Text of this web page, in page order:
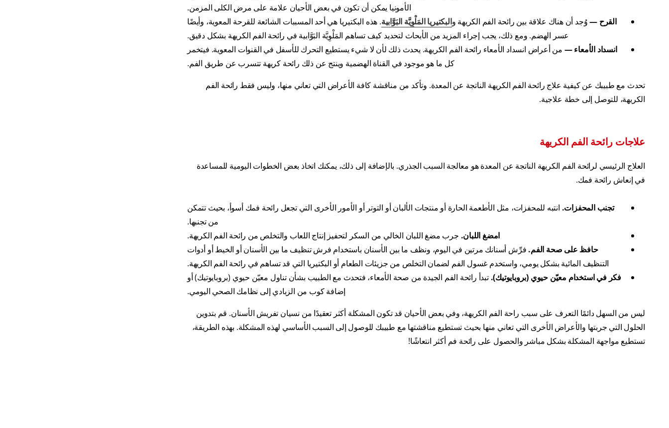
الأمونيا يمكن أن تكون في بعض الأحيان علامة على مرض الكلى المزمن.
القرح —وُجد أن هناك علاقة بين رائحة الفم الكريهة والبكتيريا المَلْوِيَّة البَوَّابية. هذه البكتيريا هي أحد المسببات الشائعة للقرحة المعوية، وأيضًا
عسر الهضم. ومع ذلك، يجب إجراء المزيد من الأبحاث لتحديد كيف تساهم المَلْوِيَّة البَوَّابية في رائحة الفم الكريهة بشكل دقيق.
انسداد الأمعاء — من أعراض انسداد الأمعاء رائحة الفم الكريهة. يحدث ذلك لأن لا شيء يستطيع التحرك للأسفل في القنوات المعوية. فيتخمر
كل ما هو موجود في القناة الهضمية وينتج عن ذلك رائحة كريهة تتسرب عن طريق الفم.
تحدث مع طبيبك عن كيفية علاج رائحة الفم الكريهة الناتجة عن المعدة. وتأكد من مناقشة كافة الأعراض التي تعاني منها، وليس فقط رائحة الفم
الكريهة، للتوصل إلى خطة علاجية.
علاجات رائحة الفم الكريهة
العلاج الرئيسي لرائحة الفم الكريهة الناتجة عن المعدة هو معالجة السبب الجذري. بالإضافة إلى ذلك، يمكنك اتخاذ بعض الخطوات اليومية للمساعدة
في إنعاش رائحة فمك.
تجنب المحفزات. انتبه للمحفزات، مثل الأطعمة الحارة أو منتجات الألبان أو التوتر أو الأمور الأخرى التي تجعل رائحة فمك أسوأ، بحيث تتمكن
من تجنبها.
امضغ اللبان. جرب مضغ اللبان الخالي من السكر لتحفيز إنتاج اللعاب والتخلص من رائحة الفم الكريهة.
حافظ على صحة الفم. فرِّش أسنانك مرتين في اليوم، ونظف ما بين الأسنان باستخدام فرش تنظيف ما بين الأسنان أو الخيط أو أدوات
التنظيف المائية بشكل يومي، واستخدم غسول الفم لضمان التخلص من جزيئات الطعام أو البكتيريا التي قد تساهم في رائحة الفم الكريهة.
فكر في استخدام معيّن حيوي (بروبايوتيك). تبدأ رائحة الفم الجيدة من صحة الأمعاء، فتحدث مع الطبيب بشأن تناول معيّن حيوي (بروبايوتيك) أو
إضافة كوب من الزبادي إلى نظامك الصحي اليومي.
ليس من السهل دائمًا التعرف على سبب راحة الفم الكريهة، وفي بعض الأحيان قد تكون المشكلة أكثر تعقيدًا من نسيان تفريش الأسنان. قم بتدوين
الحلول التي جربتها والأعراض الأخرى التي تعاني منها بحيث تستطيع مناقشتها مع طبيبك للوصول إلى السبب الأساسي لهذه المشكلة. بهذه الطريقة،
تستطيع مواجهة المشكلة بشكل مباشر والحصول على رائحة فم أكثر انتعاشًا!